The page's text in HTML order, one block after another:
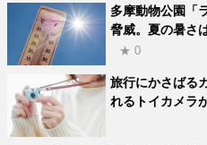
多摩動物公園「
脅威。夏の暑さ
★ 0
旅行にかさばる
れるトイカメラ